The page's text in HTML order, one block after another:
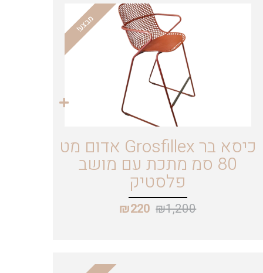
מבצע!
כיסא בר Grosfillex אדום מט
80 סמ מתכת עם מושב
פלסטיק
₪1,200
₪220